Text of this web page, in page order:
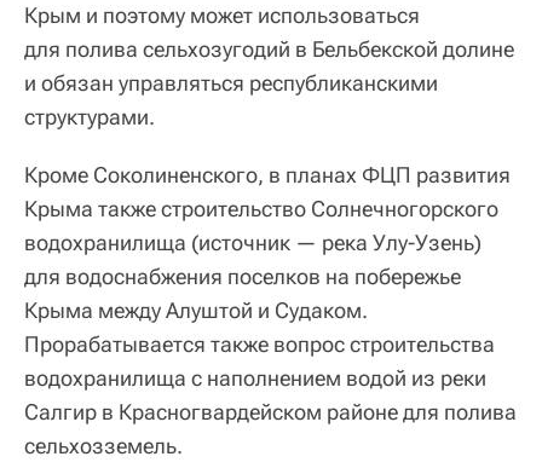
Крым и поэтому может использоваться
для полива сельхозугодий в Бельбекской долине
и обязан управляться республиканскими
структурами.
Кроме Соколиненского, в планах ФЦП развития
Крыма также строительство Солнечногорского
водохранилища (источник — река Улу-Узень)
для водоснабжения поселков на побережье
Крыма между Алуштой и Судаком.
Прорабатывается также вопрос строительства
водохранилища с наполнением водой из реки
Салгир в Красногвардейском районе для полива
сельхозземель.